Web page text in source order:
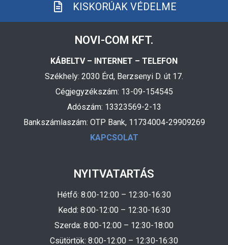
KISKORÚAK VÉDELME
NOVI-COM KFT.
KÁBELTV – INTERNET – TELEFON
Székhely: 2030 Érd, Berzsenyi D. út 17.
Cégjegyzékszám: 13-09-154545
Adószám: 13323569-2-13
Bankszámlaszám: OTP Bank, 11734004-29909269
KAPCSOLAT
NYITVATARTÁS
Hétfő: 8:00-12:00 – 12:30-16:30
Kedd: 8:00-12:00 – 12:30-16:30
Szerda: 8:00-12:00 – 12:30-18:00
Csütörtök: 8:00-12:00 – 12:30-16:30